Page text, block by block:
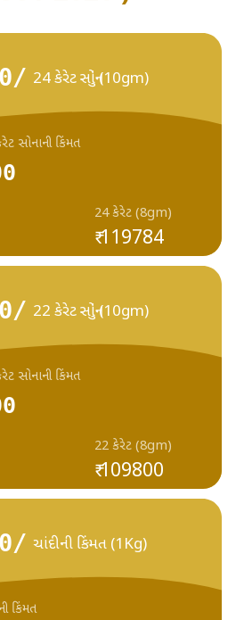
24 કેરેટ સોનું (10gm)
24 કેરેટ (8gm)
સોનાની કિંમત
₹ 119784
22 કેરેટ સોનું (10gm)
22 કેરેટ (8gm)
સોનાની કિંમત
₹ 109800
ચાંદીની કિંમત (1Kg)
કિંમત